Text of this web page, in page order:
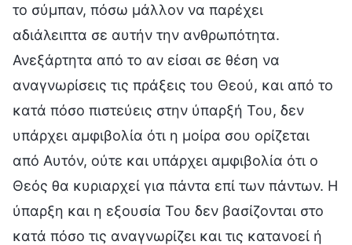
το σύμπαν, πόσω μάλλον να παρέχει
αδιάλειπτα σε αυτήν την ανθρωπότητα.
Ανεξάρτητα από το αν είσαι σε θέση να
αναγνωρίσεις τις πράξεις του Θεού, και από το
κατά πόσο πιστεύεις στην ύπαρξή Του, δεν
υπάρχει αμφιβολία ότι η μοίρα σου ορίζεται
από Αυτόν, ούτε και υπάρχει αμφιβολία ότι ο
Θεός θα κυριαρχεί για πάντα επί των πάντων. Η
ύπαρξη και η εξουσία Του δεν βασίζονται στο
κατά πόσο τις αναγνωρίζει και τις κατανοεί ή